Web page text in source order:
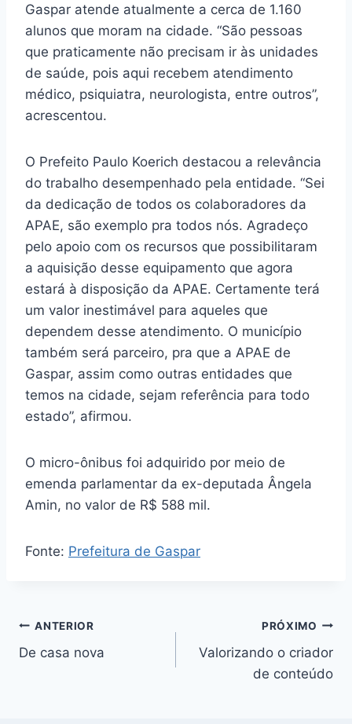
Gaspar atende atualmente a cerca de 1.160
alunos que moram na cidade. “São pessoas
que praticamente não precisam ir às unidades
de saúde, pois aqui recebem atendimento
médico, psiquiatra, neurologista, entre outros”,
acrescentou.
O Prefeito Paulo Koerich destacou a relevância
do trabalho desempenhado pela entidade. “Sei
da dedicação de todos os colaboradores da
APAE, são exemplo pra todos nós. Agradeço
pelo apoio com os recursos que possibilitaram
a aquisição desse equipamento que agora
estará à disposição da APAE. Certamente terá
um valor inestimável para aqueles que
dependem desse atendimento. O município
também será parceiro, pra que a APAE de
Gaspar, assim como outras entidades que
temos na cidade, sejam referência para todo
estado”, afirmou.
O micro-ônibus foi adquirido por meio de
emenda parlamentar da ex-deputada Ângela
Amin, no valor de R$ 588 mil.
Fonte: Prefeitura de Gaspar
Navegação
de
ANTERIOR
De casa nova
PRÓXIMO
Valorizando o criador
de conteúdo